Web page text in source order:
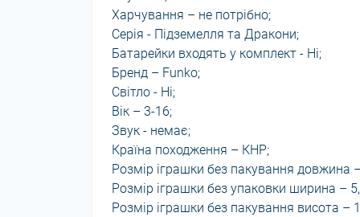
Харчування – не потрібно;
Серія - Підземелля та Дракони;
Батарейки входять у комплект - Ні;
Бренд – Funko;
Світло - Ні;
Вік – 3-16;
Звук - немає;
Країна походження – КНР;
Розмір іграшки без пакування довжина
Розмір іграшки без упаковки ширина –
Розмір іграшки без пакування висота –